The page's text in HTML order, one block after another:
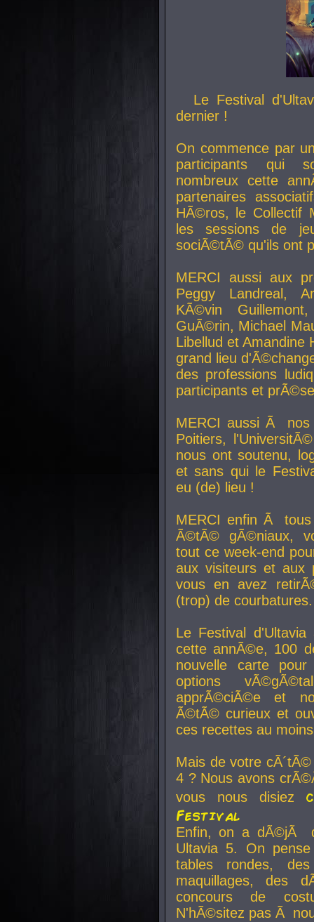
Le Festival
dernier !
On commence par
participants qui
nombreux cette
partenaires
HÃ©ros, le Collectif
les sessions de
sociÃ©tÃ© qu'ils ont
MERCI aussi aux
Peggy Landreal,
KÃ©vin
GuÃ©rin, Michael
Libellud et Amandine
grand lieu
des professions
participants et
MERCI aussi Ã nos
Poitiers,
nous ont soutenu,
et sans qui le
eu (de) lieu !
MERCI enfin Ã
Ã©tÃ© gÃ©niaux,
tout ce week-end
aux visiteurs et aux
vous en avez
(trop) de courbatures.
Le Festival
cette annÃ©e, 100
nouvelle carte
options
apprÃ©ciÃ©e et
Ã©tÃ© curieux et
ces recettes au
Mais de votre
4 ? Nous avons
vous nous disiez
Festival
Enfin, on a dÃ©jÃ
Ultavia 5. On
tables rondes,
maquillages, des
concours de
N'hÃ©sitez pas Ã